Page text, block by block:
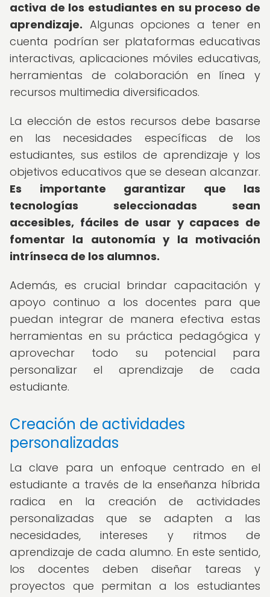
activa de los estudiantes en su proceso de
aprendizaje. Algunas opciones a tener en
cuenta podrían ser plataformas educativas
interactivas, aplicaciones móviles educativas,
herramientas de colaboración en línea y
recursos multimedia diversificados.
La elección de estos recursos debe basarse
en las necesidades específicas de los
estudiantes, sus estilos de aprendizaje y los
objetivos educativos que se desean alcanzar.
Es importante garantizar que las
tecnologías seleccionadas sean
accesibles, fáciles de usar y capaces de
fomentar la autonomía y la motivación
intrínseca de los alumnos.
Además, es crucial brindar capacitación y
apoyo continuo a los docentes para que
puedan integrar de manera efectiva estas
herramientas en su práctica pedagógica y
aprovechar todo su potencial para
personalizar el aprendizaje de cada
estudiante.
Creación de actividades
personalizadas
La clave para un enfoque centrado en el
estudiante a través de la enseñanza híbrida
radica en la creación de actividades
personalizadas que se adapten a las
necesidades, intereses y ritmos de
aprendizaje de cada alumno. En este sentido,
los docentes deben diseñar tareas y
proyectos que permitan a los estudiantes